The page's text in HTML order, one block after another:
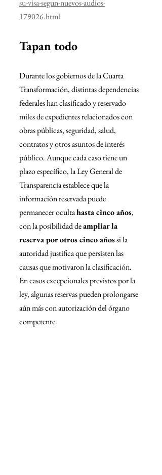
su-visa-segun-nuevos-audios-
179026.html
Tapan todo
Durante los gobiernos de la Cuarta
Transformación, distintas dependencias
federales han clasificado y reservado
miles de expedientes relacionados con
obras públicas, seguridad, salud,
contratos y otros asuntos de interés
público. Aunque cada caso tiene un
plazo específico, la Ley General de
Transparencia establece que la
información reservada puede
permanecer oculta hasta cinco años,
con la posibilidad de ampliar la
reserva por otros cinco años si la
autoridad justifica que persisten las
causas que motivaron la clasificación.
En casos excepcionales previstos por la
ley, algunas reservas pueden prolongarse
aún más con autorización del órgano
competente.